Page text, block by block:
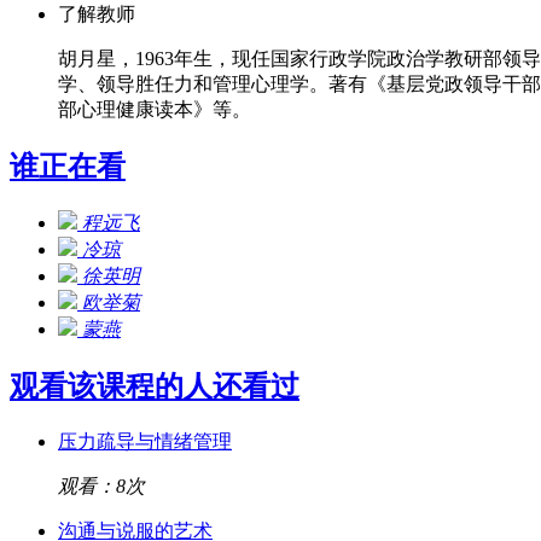
了解教师
胡月星，1963年生，现任国家行政学院政治学教研部领
学、领导胜任力和管理心理学。著有《基层党政领导干
部心理健康读本》等。
谁正在看
程远飞
冷琼
徐英明
欧举菊
蒙燕
观看该课程的人还看过
压力疏导与情绪管理
观看：8次
沟通与说服的艺术